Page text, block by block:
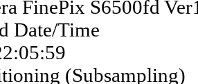
FinePix S6500fd
Date/Time
(Subsampling)